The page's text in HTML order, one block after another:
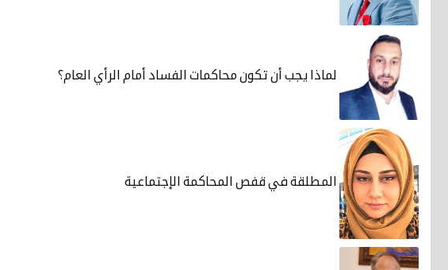
لماذا يجب أن تكون محاكمات الفساد أمام الرأي العام؟
المطلقة في قفص المحاكمة الإجتماعية